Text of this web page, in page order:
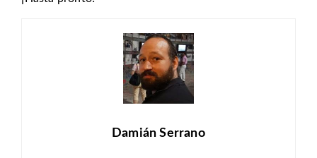
Damián Serrano